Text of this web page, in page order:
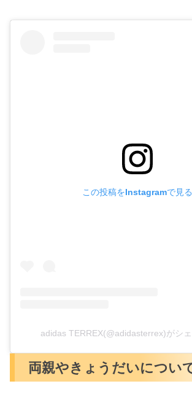
この投稿をInstagramで見る
adidas TERREX(@adidasterrex)がシ
両親やきょうだいについ